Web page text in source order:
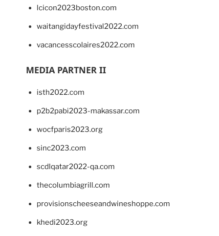
lcicon2023boston.com
waitangidayfestival2022.com
vacancesscolaires2022.com
MEDIA PARTNER II
isth2022.com
p2b2pabi2023-makassar.com
wocfparis2023.org
sinc2023.com
scdlqatar2022-qa.com
thecolumbiagrill.com
provisionscheeseandwineshoppe.com
khedi2023.org